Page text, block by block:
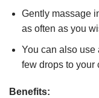
Gently massage
as often as you
You can also use
few drops to your
Benefits: